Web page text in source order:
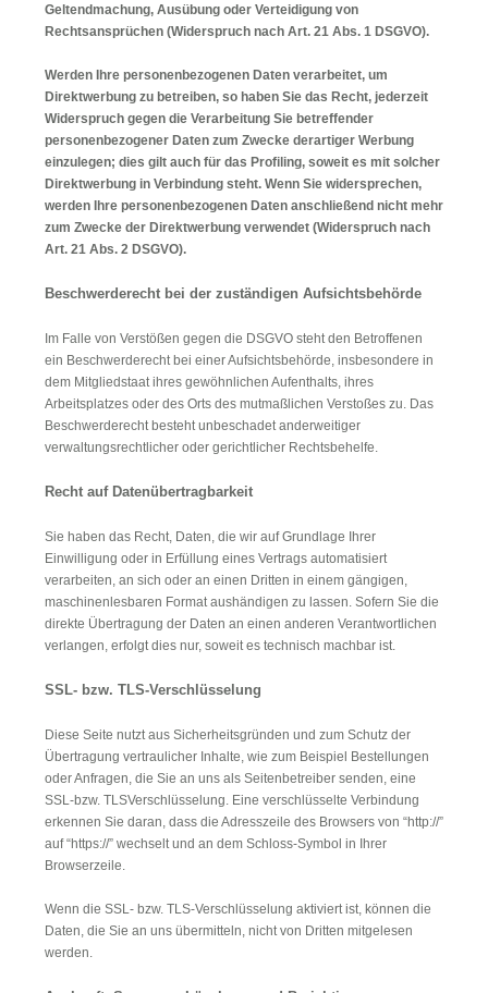
Geltendmachung, Ausübung oder Verteidigung von
Rechtsansprüchen (Widerspruch nach Art. 21 Abs. 1 DSGVO).
Werden Ihre personenbezogenen Daten verarbeitet, um
Direktwerbung zu betreiben, so haben Sie das Recht, jederzeit
Widerspruch gegen die Verarbeitung Sie betreffender
personenbezogener Daten zum Zwecke derartiger Werbung
einzulegen; dies gilt auch für das Profiling, soweit es mit solcher
Direktwerbung in Verbindung steht. Wenn Sie widersprechen,
werden Ihre personenbezogenen Daten anschließend nicht mehr
zum Zwecke der Direktwerbung verwendet (Widerspruch nach
Art. 21 Abs. 2 DSGVO).
Beschwerderecht bei der zuständigen Aufsichtsbehörde
Im Falle von Verstößen gegen die DSGVO steht den Betroffenen
ein Beschwerderecht bei einer Aufsichtsbehörde, insbesondere in
dem Mitgliedstaat ihres gewöhnlichen Aufenthalts, ihres
Arbeitsplatzes oder des Orts des mutmaßlichen Verstoßes zu. Das
Beschwerderecht besteht unbeschadet anderweitiger
verwaltungsrechtlicher oder gerichtlicher Rechtsbehelfe.
Recht auf Datenübertragbarkeit
Sie haben das Recht, Daten, die wir auf Grundlage Ihrer
Einwilligung oder in Erfüllung eines Vertrags automatisiert
verarbeiten, an sich oder an einen Dritten in einem gängigen,
maschinenlesbaren Format aushändigen zu lassen. Sofern Sie die
direkte Übertragung der Daten an einen anderen Verantwortlichen
verlangen, erfolgt dies nur, soweit es technisch machbar ist.
SSL- bzw. TLS-Verschlüsselung
Diese Seite nutzt aus Sicherheitsgründen und zum Schutz der
Übertragung vertraulicher Inhalte, wie zum Beispiel Bestellungen
oder Anfragen, die Sie an uns als Seitenbetreiber senden, eine
SSL-bzw. TLSVerschlüsselung. Eine verschlüsselte Verbindung
erkennen Sie daran, dass die Adresszeile des Browsers von “http://”
auf “https://” wechselt und an dem Schloss-Symbol in Ihrer
Browserzeile.
Wenn die SSL- bzw. TLS-Verschlüsselung aktiviert ist, können die
Daten, die Sie an uns übermitteln, nicht von Dritten mitgelesen
werden.